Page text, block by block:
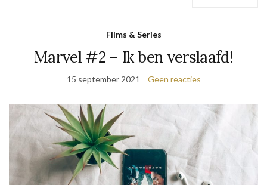
Films & Series
Marvel #2 – Ik ben verslaafd!
15 september 2021 Geen reacties